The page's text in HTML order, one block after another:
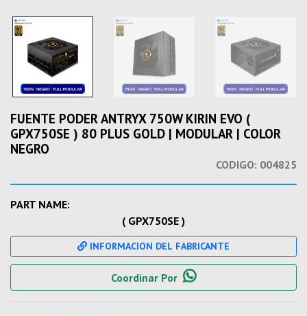
FUENTE PODER ANTRYX 750W KIRIN EVO (
GPX750SE ) 80 PLUS GOLD | MODULAR | COLOR
NEGRO
CODIGO: 004825
PART NAME:
( GPX750SE )
INFORMACION DEL FABRICANTE
Coordinar Por